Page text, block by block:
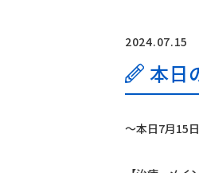
2024.07.15
本日
〜本日7月15